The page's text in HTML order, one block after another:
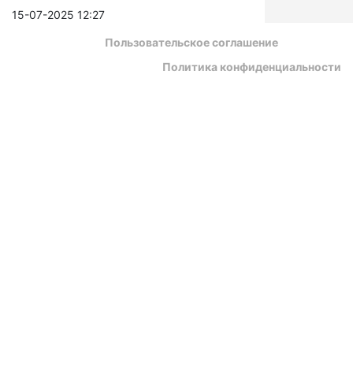
15-07-2025 12:27
Пользовательское соглашение
Политика конфиденциальности